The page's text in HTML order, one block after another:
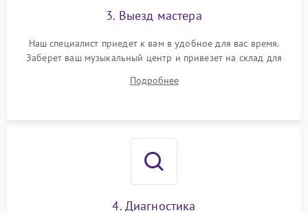
3. Выезд мастера
Наш специалист приедет к вам в удобное для вас время.
Заберет ваш музыкальный центр и привезет на склад для
Подробнее
4. Диагностика